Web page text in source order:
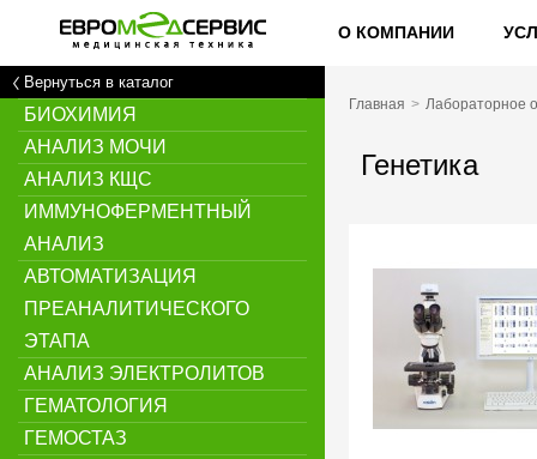
О КОМПАНИИ
Вернуться в каталог
БИОХИМИЯ
АНАЛИЗ МОЧИ
АНАЛИЗ КЩС
ИММУНОФЕРМЕНТНЫЙ
АНАЛИЗ
АВТОМАТИЗАЦИЯ
ПРЕАНАЛИТИЧЕСКОГО
ЭТАПА
АНАЛИЗ ЭЛЕКТРОЛИТОВ
ГЕМАТОЛОГИЯ
ГЕМОСТАЗ
Главная Лабораторное
Генетика